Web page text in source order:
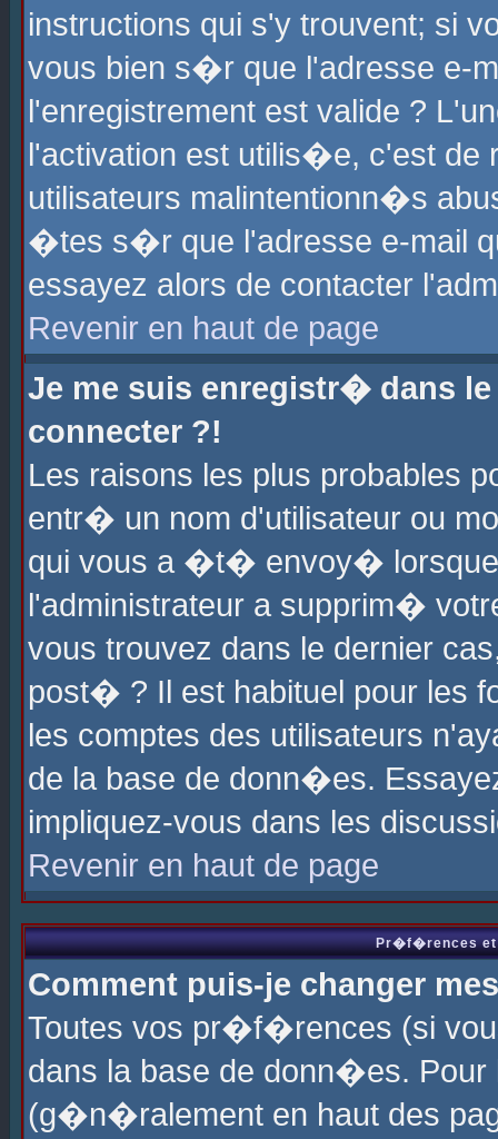
instructions qui s'y trouvent; si
vous bien s�r que l'adresse e-
l'enregistrement est valide ?
l'activation est utilis�e, c'est
utilisateurs malintentionn�s
�tes s�r que l'adresse e-mail
essayez alors de contacter
Revenir en haut de page
Je me suis enregistr� dans
connecter ?!
Les raisons les plus probables
entr� un nom d'utilisateur ou
qui vous a �t� envoy�
l'administrateur a supprim�
vous trouvez dans le dernier
post� ? Il est habituel pour les
les comptes des utilisateurs
de la base de donn�es.
impliquez-vous dans les
Revenir en haut de page
Pr�f�rences et
Comment puis-je changer
Toutes vos pr�f�rences (si
dans la base de donn�es.
(g�n�ralement en haut des